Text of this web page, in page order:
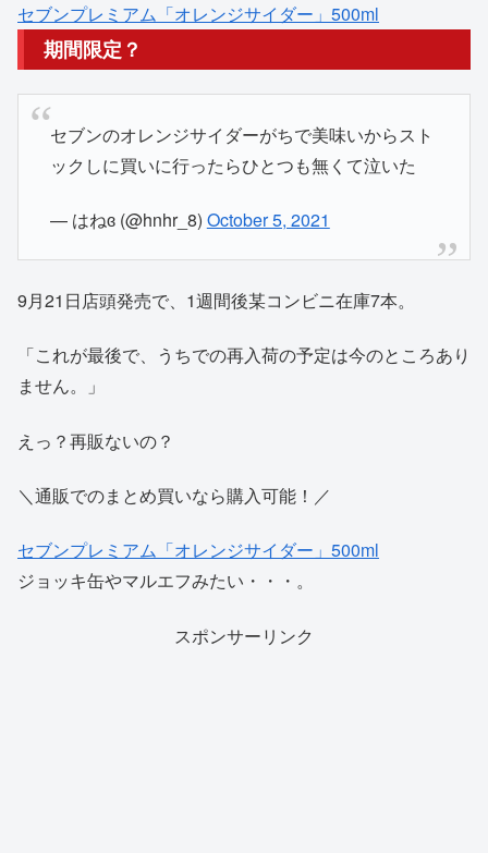
セブンプレミアム「オレンジサイダー」500ml
期間限定？
セブンのオレンジサイダーがちで美味いからスト
ックしに買いに行ったらひとつも無くて泣いた
— はねɞ (@hnhr_8) October 5, 2021
9月21日店頭発売で、1週間後某コンビニ在庫7本。
「これが最後で、うちでの再入荷の予定は今のところあり
ません。」
えっ？再販ないの？
＼通販でのまとめ買いなら購入可能！／
セブンプレミアム「オレンジサイダー」500ml
ジョッキ缶やマルエフみたい・・・。
スポンサーリンク